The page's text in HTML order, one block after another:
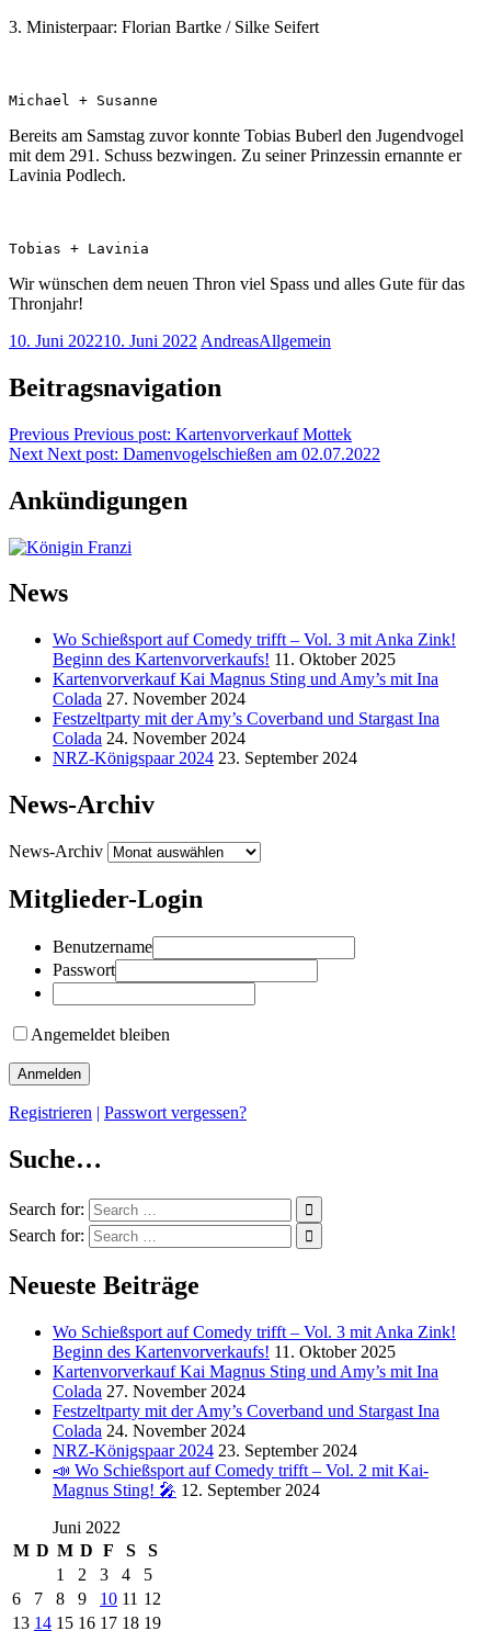
3. Ministerpaar: Florian Bartke / Silke Seifert
Michael + Susanne
Bereits am Samstag zuvor konnte Tobias Buberl den Jugendvogel
mit dem 291. Schuss bezwingen. Zu seiner Prinzessin ernannte er
Lavinia Podlech.
Tobias + Lavinia
Wir wünschen dem neuen Thron viel Spass und alles Gute für das
Thronjahr!
10. Juni 202210. Juni 2022 AndreasAllgemein
Beitragsnavigation
Previous Previous post: Kartenvorverkauf Mottek
Next Next post: Damenvogelschießen am 02.07.2022
Ankündigungen
News
Wo Schießsport auf Comedy trifft – Vol. 3 mit Anka Zink!
Beginn des Kartenvorverkaufs! 11. Oktober 2025
Kartenvorverkauf Kai Magnus Sting und Amy’s mit Ina
Colada 27. November 2024
Festzeltparty mit der Amy’s Coverband und Stargast Ina
Colada 24. November 2024
NRZ-Königspaar 2024 23. September 2024
News-Archiv
News-Archiv
Mitglieder-Login
Benutzername
Passwort
Angemeldet bleiben
Registrieren | Passwort vergessen?
Suche…
Search for:
Search for:
Neueste Beiträge
Wo Schießsport auf Comedy trifft – Vol. 3 mit Anka Zink!
Beginn des Kartenvorverkaufs! 11. Oktober 2025
Kartenvorverkauf Kai Magnus Sting und Amy’s mit Ina
Colada 27. November 2024
Festzeltparty mit der Amy’s Coverband und Stargast Ina
Colada 24. November 2024
NRZ-Königspaar 2024 23. September 2024
📣 Wo Schießsport auf Comedy trifft – Vol. 2 mit Kai-
Magnus Sting! 🎤 12. September 2024
Juni 2022
M D M D F S
S
1
2 3 4
5
6
7 8 9 10 11 12
13 14 15 16 17 18 19